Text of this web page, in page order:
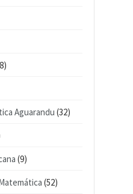
Aguarandu (32)
(9)
(52)